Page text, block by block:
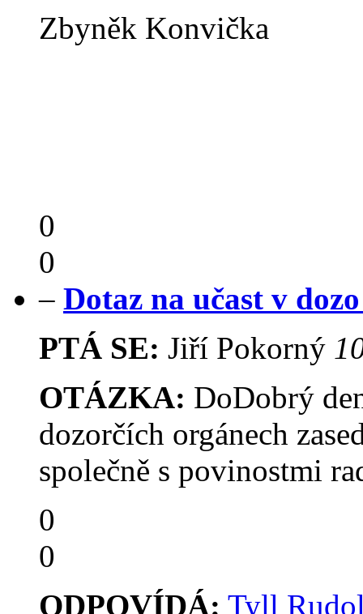
Zbyněk Konvička
0
0
– Dotaz na učast v
PTÁ SE: Jiří Pokorný
OTÁZKA: DoDobrý
dozorčích orgánech
společně s povinostmi
0
0
ODPOVÍDÁ: Tyll